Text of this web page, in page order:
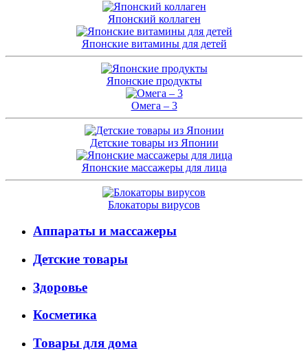
Японский коллаген
Японские витамины для детей
Японские продукты
Омега – 3
Детские товары из Японии
Японские массажеры для лица
Блокаторы вирусов
Аппараты и массажеры
Детские товары
Здоровье
Косметика
Товары для дома